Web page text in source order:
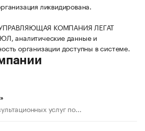
ликвидирована.
УПРАВЛЯЮЩАЯ КОМПАНИЯ ЛЕГАТ
аналитические данные и
организации доступны в системе.
услуг по...